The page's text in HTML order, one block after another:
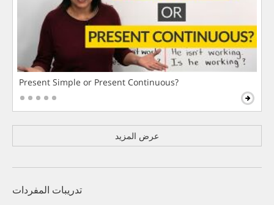
Present Simple or Present Continuous?
عرض المزيد
تدريبات المفردات